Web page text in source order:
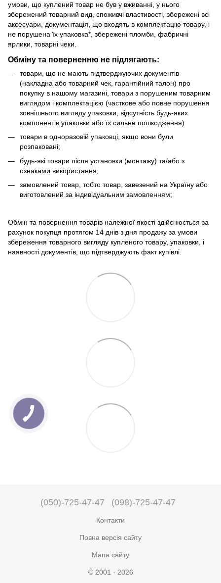
умови, що куплений товар не був у вживанні, у нього
збережений товарний вид, споживчі властивості, збережені всі
аксесуари, документація, що входять в комплектацію товару, і
не порушена їх упаковка*, збережені пломби, фабричні
ярлики, товарні чеки.
Обміну та поверненню не підлягають:
товари, що не мають підтверджуючих документів
(накладна або товарний чек, гарантійний талон) про
покупку в нашому магазині, товари з порушеним товарним
виглядом і комплектацією (часткове або повне порушення
зовнішнього вигляду упаковки, відсутність будь-яких
компонентів упаковки або їх сильне пошкодження)
товари в одноразовій упаковці, якщо вони були
розпаковані;
будь-які товари після установки (монтажу) та/або з
ознаками використання;
замовлений товар, тобто товар, завезений на Україну або
виготовлений за індивідуальним замовленням;
Обмін та повернення товарів належної якості здійснюється за
рахунок покупця протягом 14 днів з дня продажу за умови
збереження товарного вигляду купленого товару, упаковки, і
наявності документів, що підтверджують факт купівлі.
(050)-725-47-47 (098)-725-47-47
Контакти
Повна версія сайту
Мапа сайту
© 2001 - 2026